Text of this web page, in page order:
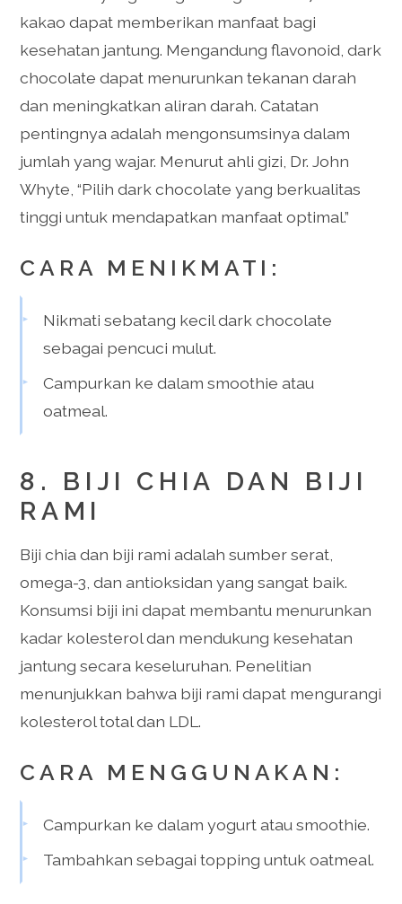
kakao dapat memberikan manfaat bagi
kesehatan jantung. Mengandung flavonoid, dark
chocolate dapat menurunkan tekanan darah
dan meningkatkan aliran darah. Catatan
pentingnya adalah mengonsumsinya dalam
jumlah yang wajar. Menurut ahli gizi, Dr. John
Whyte, “Pilih dark chocolate yang berkualitas
tinggi untuk mendapatkan manfaat optimal.”
CARA MENIKMATI:
Nikmati sebatang kecil dark chocolate
sebagai pencuci mulut.
Campurkan ke dalam smoothie atau
oatmeal.
8. BIJI CHIA DAN BIJI
RAMI
Biji chia dan biji rami adalah sumber serat,
omega-3, dan antioksidan yang sangat baik.
Konsumsi biji ini dapat membantu menurunkan
kadar kolesterol dan mendukung kesehatan
jantung secara keseluruhan. Penelitian
menunjukkan bahwa biji rami dapat mengurangi
kolesterol total dan LDL.
CARA MENGGUNAKAN:
Campurkan ke dalam yogurt atau smoothie.
Tambahkan sebagai topping untuk oatmeal.